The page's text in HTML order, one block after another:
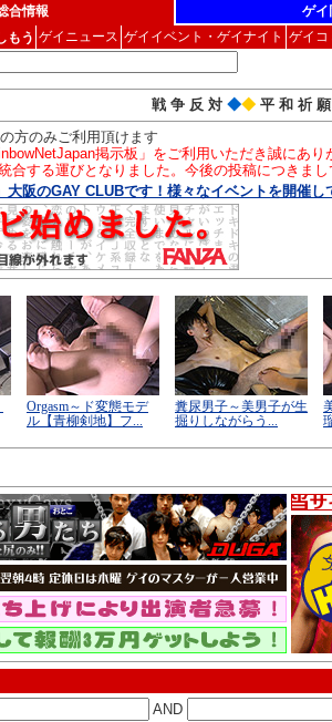
合情報 ゲイ
もう ゲイニュース ゲイイベント・ゲイナイト ゲイコ
戦 争 反 対 ◆◆ 平 和 祈 願
方のみご利用頂けます
掲示板」をご利用いただき誠にあ
する運びとなりました。今後の投稿につきまし
大阪のGAY CLUBです！様々なイベントを開催し
AND